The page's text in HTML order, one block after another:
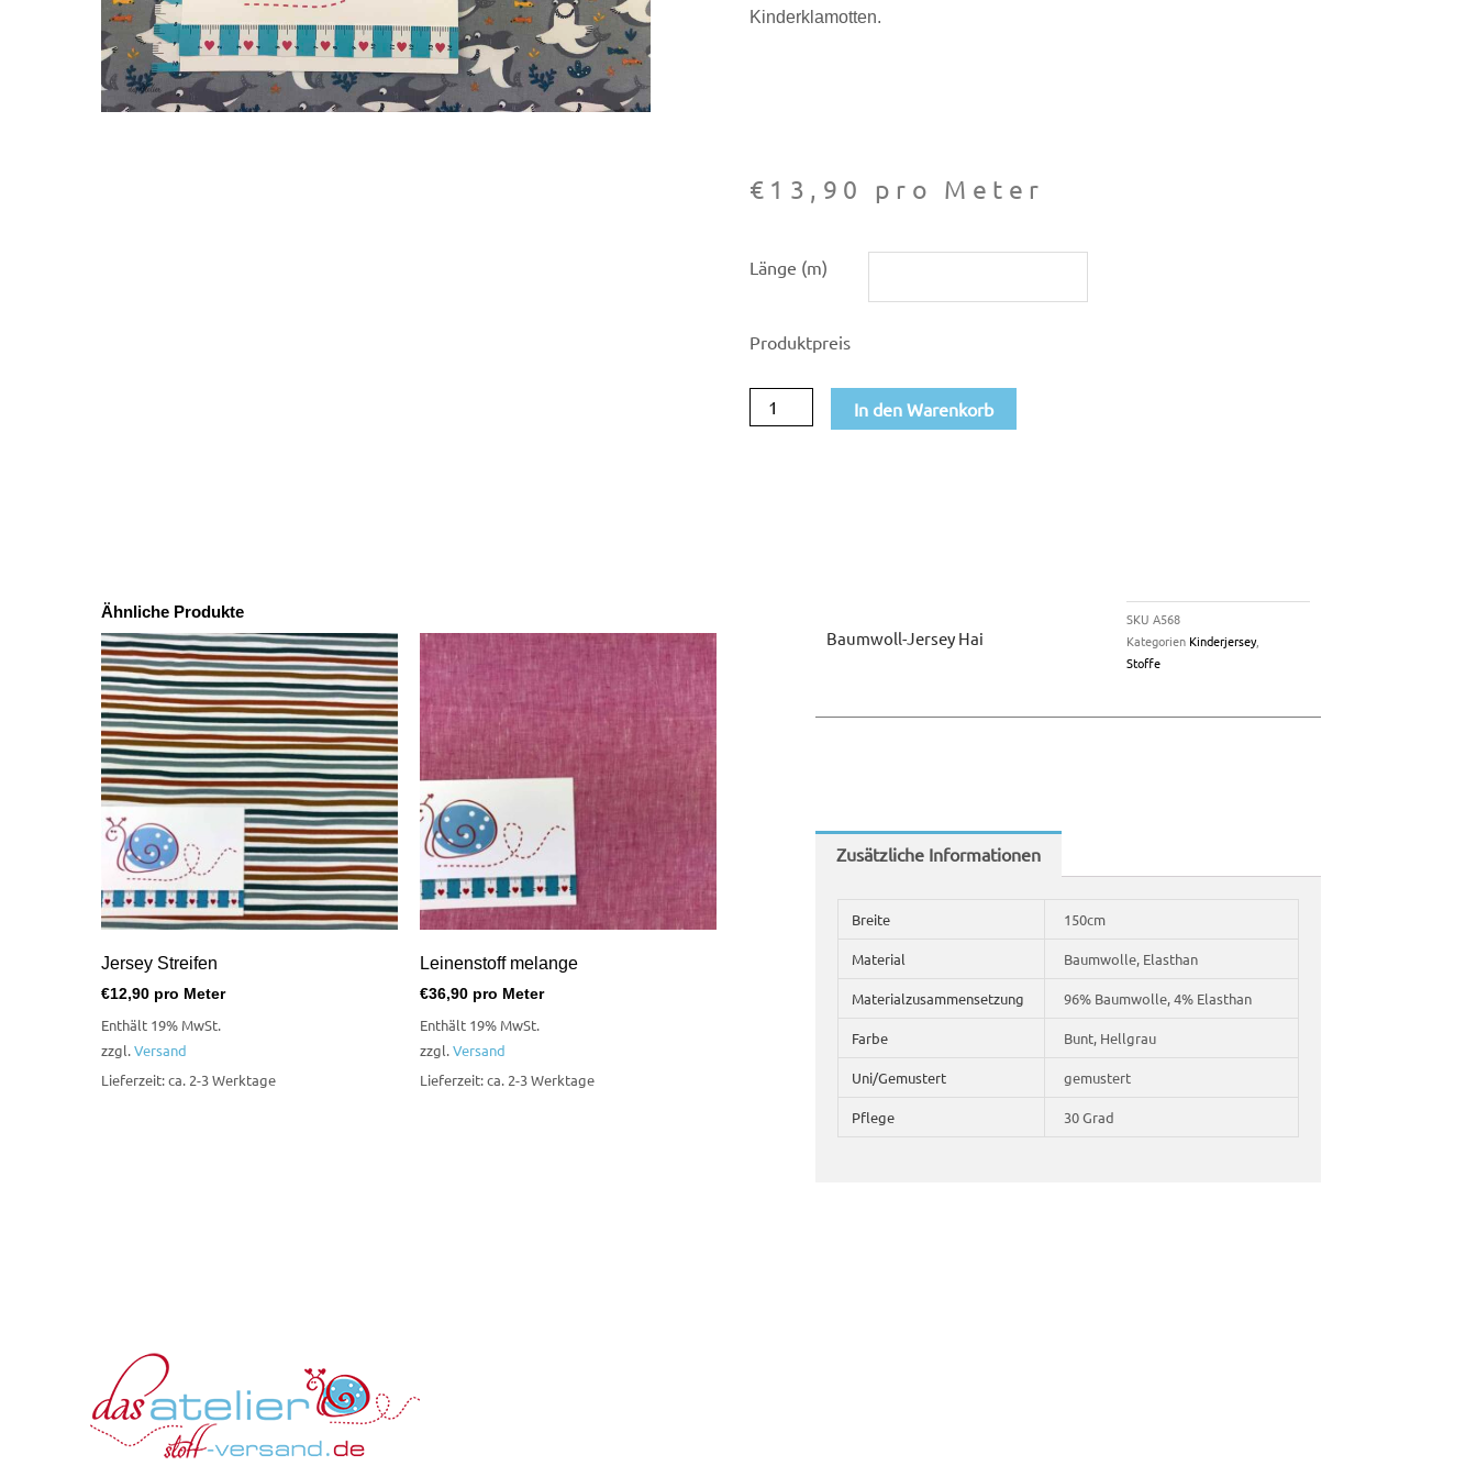
Kinderklamotten.
€ 13,90 pro Meter
Länge (m)
Produktpreis
Jersey
Menge
In den Warenkorb
Ähnliche Produkte
Jersey Streifen
€12,90 pro Meter
Enthält 19% MwSt.
zzgl.Versand
Lieferzeit: ca. 2-3 Werktage
Leinenstoff melange
€36,90 pro Meter
Enthält 19% MwSt.
zzgl.Versand
Lieferzeit: ca. 2-3 Werktage
Baumwoll-Jersey Hai
SKU A568
Kategorien Kinderjersey,
Stoffe
Zusätzliche Informationen
Breite 150cm
Material Baumwolle, Elasthan
Materialzusammensetzung 96% Baumwolle, 4% Elasthan
Farbe Bunt, Hellgrau
Uni/Gemustert gemustert
Pflege 30 Grad